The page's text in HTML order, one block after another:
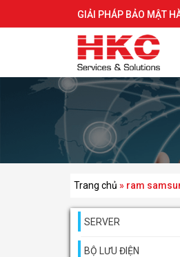
GIẢI PHÁP BẢO MẬT
Trang chủ » ram
SERVER
BỘ LƯU ĐIỆN